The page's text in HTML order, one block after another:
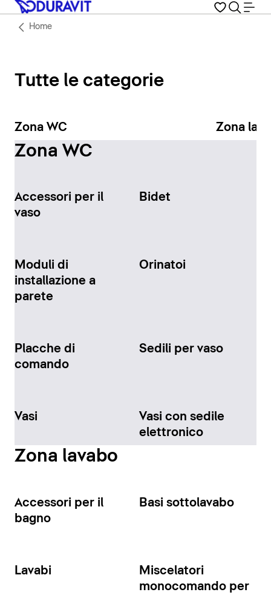
Home
Tutte le categorie
Zona WC Zona
Zona WC
Accessori per il
vaso
Bidet
Moduli di
installazione a
parete
Orinatoi
Placche di
comando
Sedili per vaso
Vasi
Vasi con sedile
elettronico
Zona lavabo
Accessori per il
bagno
Basi sottolavabo
Lavabi
Miscelatori
monocomando per